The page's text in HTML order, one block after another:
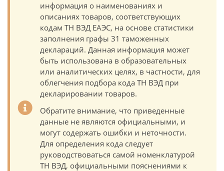
информация о наименованиях и
описаниях товаров, соответствующих
кодам ТН ВЭД ЕАЭС, на основе статистики
заполнения графы 31 таможенных
деклараций. Данная информация может
быть использована в образовательных
или аналитических целях, в частности, для
облегчения подбора кода ТН ВЭД при
декларировании товаров.
Обратите внимание, что приведенные
данные не являются официальными, и
могут содержать ошибки и неточности.
Для определения кода следует
руководствоваться самой номенклатурой
ТН ВЭД, официальными пояснениями к